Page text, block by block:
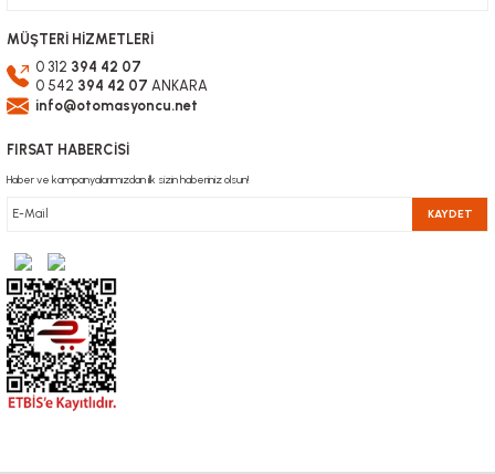
MÜŞTERİ HİZMETLERİ
0 312 394 42 07
0 542 394 42 07 ANKARA
info@otomasyoncu.net
FIRSAT HABERCİSİ
Haber ve kampanyalarımızdan ilk sizin haberiniz olsun!
KAYDET